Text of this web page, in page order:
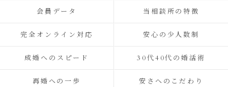
会員データ 当相談所の特徴
完全オンライン対応 安心の少人数制
成婚へのスピード 30代40代の婚活術
再婚への一歩 安さへのこだわり